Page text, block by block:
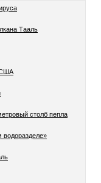
Тааль
США
столб пепла
водоразделе»